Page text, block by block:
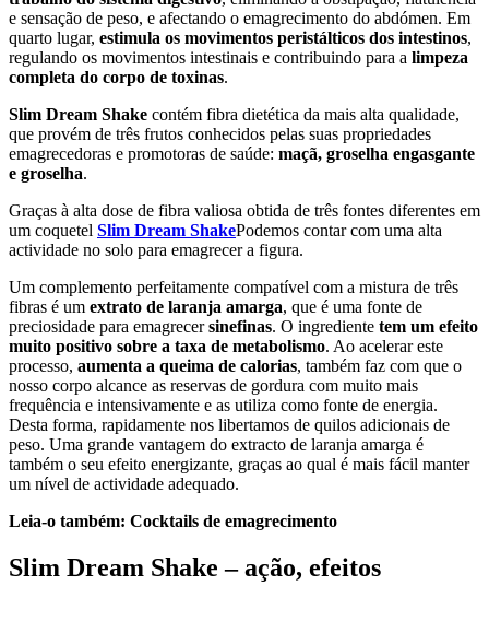
e sensação de peso, e afectando o emagrecimento do abdómen. Em
quarto lugar, estimula os movimentos peristálticos dos intestinos,
regulando os movimentos intestinais e contribuindo para a limpeza
completa do corpo de toxinas.
Slim Dream Shake contém fibra dietética da mais alta qualidade,
que provém de três frutos conhecidos pelas suas propriedades
emagrecedoras e promotoras de saúde: maçã, groselha engasgante
e groselha.
Graças à alta dose de fibra valiosa obtida de três fontes diferentes em
um coquetel Slim Dream ShakePodemos contar com uma alta
actividade no solo para emagrecer a figura.
Um complemento perfeitamente compatível com a mistura de três
fibras é um extrato de laranja amarga, que é uma fonte de
preciosidade para emagrecersinefinas. O ingrediente tem um efeito
muito positivo sobre a taxa de metabolismo. Ao acelerar este
processo, aumenta a queima de calorias, também faz com que o
nosso corpo alcance as reservas de gordura com muito mais
frequência e intensivamente e as utiliza como fonte de energia.
Desta forma, rapidamente nos libertamos de quilos adicionais de
peso. Uma grande vantagem do extracto de laranja amarga é
também o seu efeito energizante, graças ao qual é mais fácil manter
um nível de actividade adequado.
Leia-o também: Cocktails de emagrecimento
Slim Dream Shake – ação, efeitos